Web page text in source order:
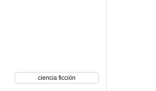
ciencia ficción